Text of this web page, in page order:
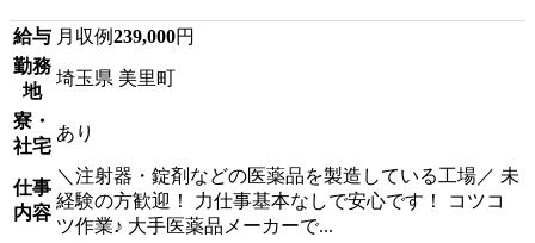
給与 月収例239,000円
勤務
地
埼玉県 美里町
寮・
社宅
あり
仕事
内容
＼注射器・錠剤などの医薬品を製造している工場／ 未
経験の方歓迎！ 力仕事基本なしで安心です！ コツコ
ツ作業♪ 大手医薬品メーカーで...